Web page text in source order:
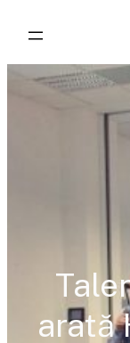
content
arată